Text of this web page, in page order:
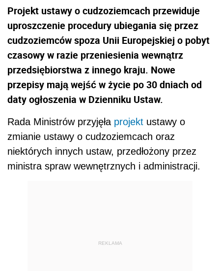
Projekt ustawy o cudzoziemcach przewiduje
uproszczenie procedury ubiegania się przez
cudzoziemców spoza Unii Europejskiej o pobyt
czasowy w razie przeniesienia wewnątrz
przedsiębiorstwa z innego kraju. Nowe
przepisy mają wejść w życie po 30 dniach od
daty ogłoszenia w Dzienniku Ustaw.
Rada Ministrów przyjęła projekt ustawy o
zmianie ustawy o cudzoziemcach oraz
niektórych innych ustaw, przedłożony przez
ministra spraw wewnętrznych i administracji.
REKLAMA